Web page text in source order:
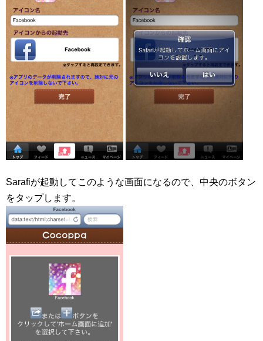
Sarafiが起動してこのような画面になるので、中央のボタン
をタップします。